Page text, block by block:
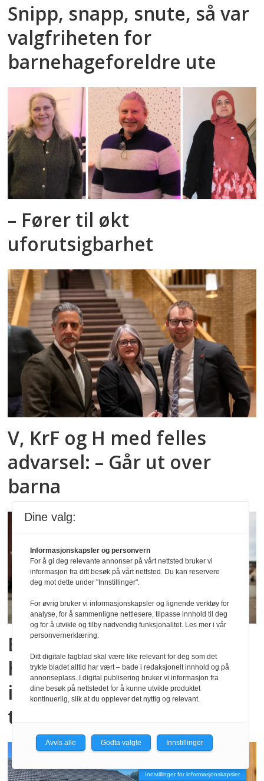
Snipp, snapp, snute, så var
valgfriheten for
barnehageforeldre ute
– Fører til økt
uforutsigbarhet
V, KrF og H med felles
advarsel: – Går ut over
barna
Bergen skal vedta
høringsuttalelse –
innstilling vender
tommelen ned
Innstillinger for informasjonskapsler
Dine valg:
Informasjonskapsler og personvern
For å gi deg relevante annonser på vårt nettsted bruker vi
informasjon fra ditt besøk på vårt nettsted. Du kan reservere
deg mot dette under "Innstillinger".
For øvrig bruker vi informasjonskapsler og lignende verktøy for
analyse, for å sammenligne nettlesere, tilpasse innhold til deg
og for å utvikle og tilby nødvendig funksjonalitet. Les mer i vår
personvernerklæring.
Ditt digitale fagblad skal være like relevant for deg som det
trykte bladet alltid har vært – bade i redaksjonelt innhold og på
annonseplass. I digital publisering bruker vi informasjon fra
dine besøk på nettstedet for å kunne utvikle produktet
kontinuerlig, slik at du opplever det nyttig og relevant.
Avvis alle Godta valgte Innstillinger